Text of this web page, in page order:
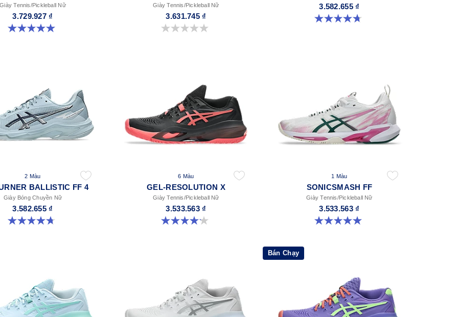
Giày Tennis/Pickleball Nữ
3.729.927 ₫
5.0 trong số 5 sao. 1 đánh giá
Giày Tennis/Pickleball Nữ
3.631.745 ₫
0.0 trong số 5 sao.
3.582.655 ₫
4.7 trong số 5 sao. 11 đánh giá
2 Màu
BALLISTIC FF 4
Giày Bóng Chuyền Nữ
3.582.655 ₫
4.7 trong số 5 sao. 11 đánh giá
6 Màu
GEL-RESOLUTION X
Giày Tennis/Pickleball Nữ
3.533.563 ₫
4.2 trong số 5 sao. 67 đánh giá
1 Màu
SONICSMASH FF
Giày Tennis/Pickleball Nữ
3.533.563 ₫
5.0 trong số 5 sao. 3 đánh giá
Bán Chạy